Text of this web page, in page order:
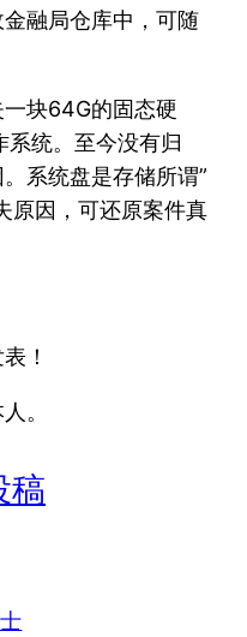
融局仓库中，可随
块64G的固态硬
统。至今没有归
系统盘是存储所谓”
原因，可还原案件真
！
。
稿